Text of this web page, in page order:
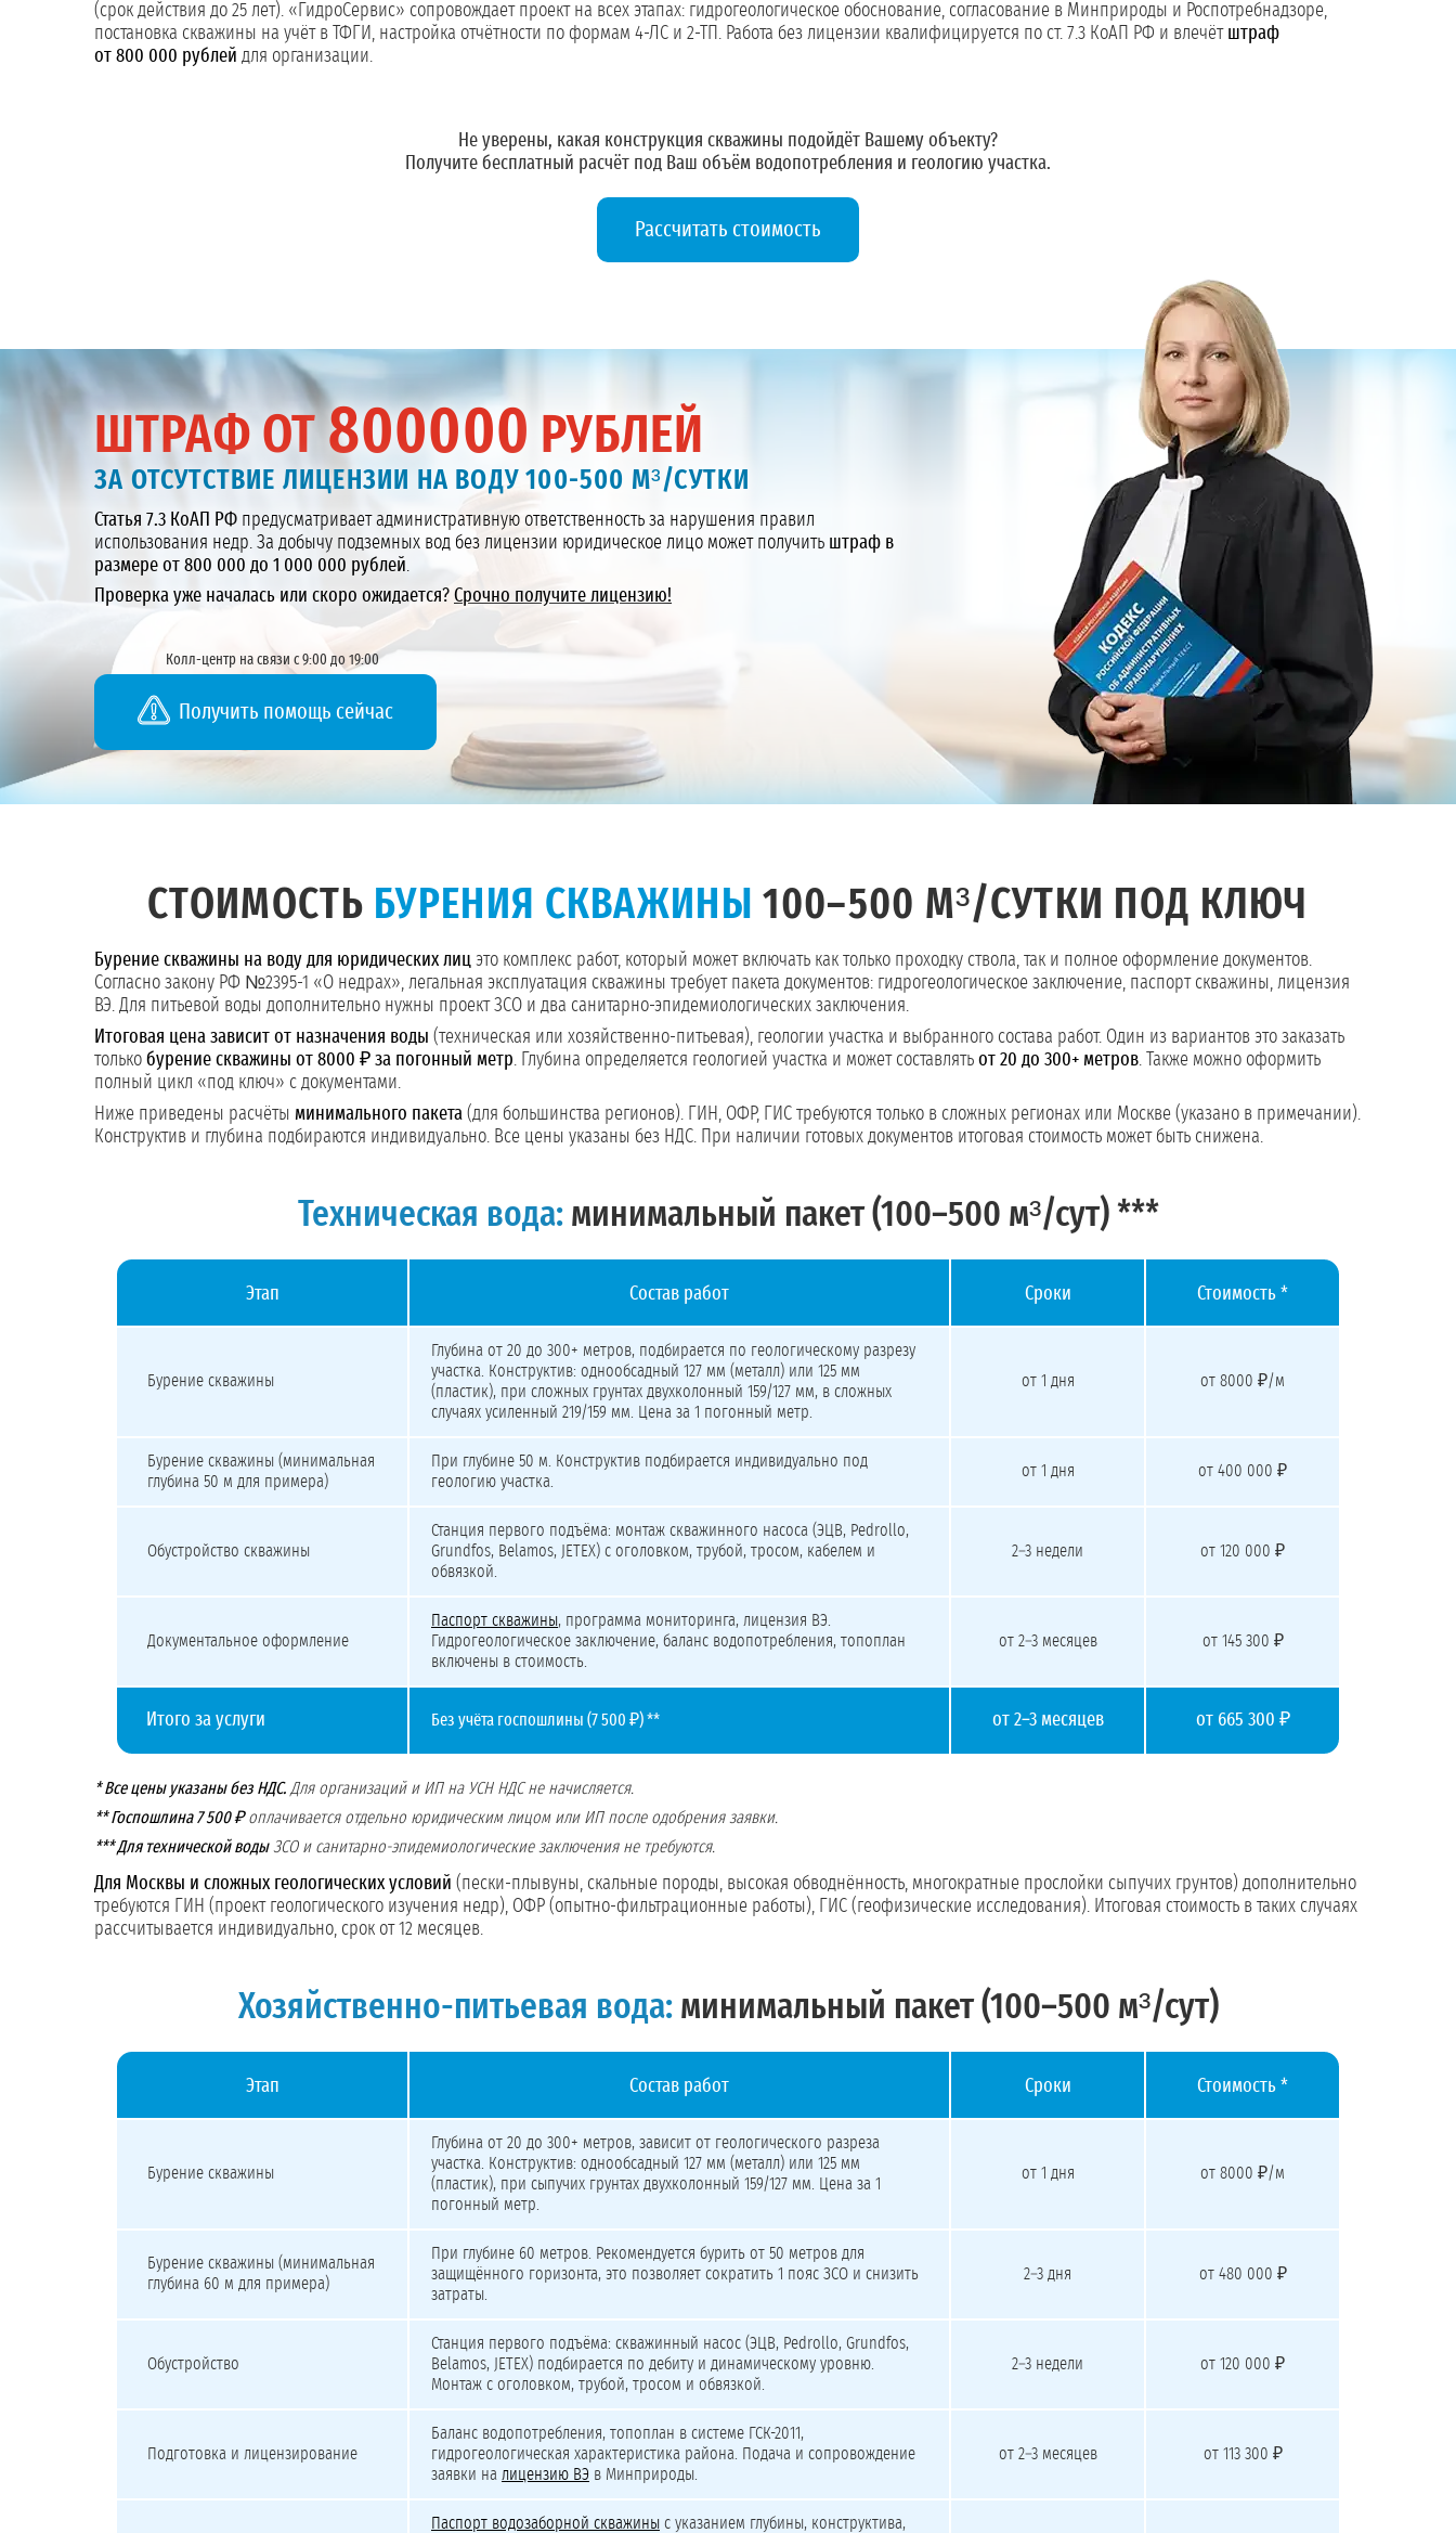
(срок действия до 25 лет). «ГидроСервис» сопровождает проект на всех этапах: гидрогеологическое обоснование, согласование в Минприроды и Роспотребнадзоре,
постановка скважины на учёт в ТФГИ, настройка отчётности по формам 4-ЛС и 2-ТП. Работа без лицензии квалифицируется по ст. 7.3 КоАП РФ и влечёт штраф
от 800 000 рублей для организации.
Не уверены, какая конструкция скважины подойдёт Вашему объекту?
Получите бесплатный расчёт под Ваш объём водопотребления и геологию участка.
Рассчитать стоимость
ШТРАФ ОТ800000 РУБЛЕЙ
ЗА ОТСУТСТВИЕ ЛИЦЕНЗИИ НА ВОДУ 100-500 М³/СУТКИ
Статья 7.3 КоАП РФ предусматривает административную ответственность за нарушения правил
использования недр. За добычу подземных вод без лицензии юридическое лицо может получить штраф в
размере от 800 000 до 1 000 000 рублей.
Проверка уже началась или скоро ожидается? Срочно получите лицензию!
Колл-центр на связи с 9:00 до 19:00
Получить помощь сейчас
СТОИМОСТЬ БУРЕНИЯ СКВАЖИНЫ 100–500 М³/СУТКИ ПОД КЛЮЧ
Бурение скважины на воду для юридических лиц это комплекс работ, который может включать как только проходку ствола, так и полное оформление документов.
Согласно закону РФ №2395-1 «О недрах», легальная эксплуатация скважины требует пакета документов: гидрогеологическое заключение, паспорт скважины, лицензия
ВЭ. Для питьевой воды дополнительно нужны проект ЗСО и два санитарно-эпидемиологических заключения.
Итоговая цена зависит от назначения воды (техническая или хозяйственно-питьевая), геологии участка и выбранного состава работ. Один из вариантов это заказать
только бурение скважины от 8000 ₽ за погонный метр. Глубина определяется геологией участка и может составлять от 20 до 300+ метров. Также можно оформить
полный цикл «под ключ» с документами.
Ниже приведены расчёты минимального пакета (для большинства регионов). ГИН, ОФР, ГИС требуются только в сложных регионах или Москве (указано в примечании).
Конструктив и глубина подбираются индивидуально. Все цены указаны без НДС. При наличии готовых документов итоговая стоимость может быть снижена.
Техническая вода:минимальный пакет (100–500 м³/сут) ***
Этап Состав работ Сроки Стоимость *
Бурение скважины
Глубина от 20 до 300+ метров, подбирается по геологическому разрезу
участка. Конструктив: однообсадный 127 мм (металл) или 125 мм
(пластик), при сложных грунтах двухколонный 159/127 мм, в сложных
случаях усиленный 219/159 мм. Цена за 1 погонный метр.
от 1 дня от 8000 ₽/м
Бурение скважины (минимальная
глубина 50 м для примера)
При глубине 50 м. Конструктив подбирается индивидуально под
геологию участка.
от 1 дня от 400 000 ₽
Обустройство скважины
Станция первого подъёма: монтаж скважинного насоса (ЭЦВ, Pedrollo,
Grundfos, Belamos, JETEX) с оголовком, трубой, тросом, кабелем и
обвязкой.
2–3 недели от 120 000 ₽
Документальное оформление
Паспорт скважины, программа мониторинга, лицензия ВЭ.
Гидрогеологическое заключение, баланс водопотребления, топоплан
включены в стоимость.
от 2–3 месяцев от 145 300 ₽
Итого за услуги Без учёта госпошлины (7 500 ₽) ** от 2–3 месяцев от 665 300 ₽
* Все цены указаны без НДС. Для организаций и ИП на УСН НДС не начисляется.
** Госпошлина 7 500 ₽оплачивается отдельно юридическим лицом или ИП после одобрения заявки.
*** Для технической водыЗСО и санитарно-эпидемиологические заключения не требуются.
Для Москвы и сложных геологических условий (пески-плывуны, скальные породы, высокая обводнённость, многократные прослойки сыпучих грунтов) дополнительно
требуются ГИН (проект геологического изучения недр), ОФР (опытно-фильтрационные работы), ГИС (геофизические исследования). Итоговая стоимость в таких случаях
рассчитывается индивидуально, срок от 12 месяцев.
Хозяйственно-питьевая вода:минимальный пакет (100–500 м³/сут)
Этап Состав работ Сроки Стоимость *
Бурение скважины
Глубина от 20 до 300+ метров, зависит от геологического разреза
участка. Конструктив: однообсадный 127 мм (металл) или 125 мм
(пластик), при сыпучих грунтах двухколонный 159/127 мм. Цена за 1
погонный метр.
от 1 дня от 8000 ₽/м
Бурение скважины (минимальная
глубина 60 м для примера)
При глубине 60 метров. Рекомендуется бурить от 50 метров для
защищённого горизонта, это позволяет сократить 1 пояс ЗСО и снизить
затраты.
2–3 дня от 480 000 ₽
Обустройство
Станция первого подъёма: скважинный насос (ЭЦВ, Pedrollo, Grundfos,
Belamos, JETEX) подбирается по дебиту и динамическому уровню.
Монтаж с оголовком, трубой, тросом и обвязкой.
2–3 недели от 120 000 ₽
Подготовка и лицензирование
Баланс водопотребления, топоплан в системе ГСК-2011,
гидрогеологическая характеристика района. Подача и сопровождение
заявки на лицензию ВЭ в Минприроды.
от 2–3 месяцев от 113 300 ₽
Паспорт водозаборной скважины с указанием глубины, конструктива,